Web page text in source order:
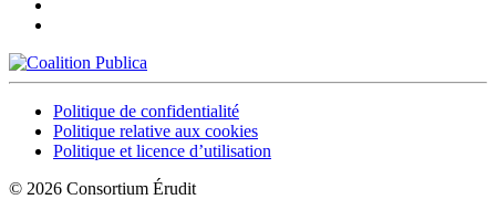
Politique de confidentialité
Politique relative aux cookies
Politique et licence d’utilisation
© 2026 Consortium Érudit